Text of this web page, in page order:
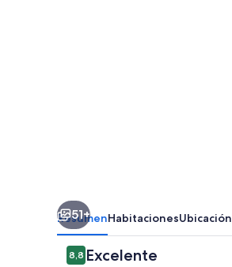
51+
ResumenHabitacionesUbicación
Comentarios
8,88,8 de 10
Excelente